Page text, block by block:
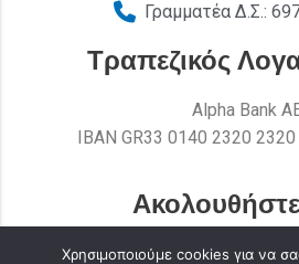
Γραμματέα Δ.Σ.:
Τραπεζικός
Alpha Bank
ΙΒΑΝ GR33 0140 2320
Χρησιμοποιούμε cookies για να